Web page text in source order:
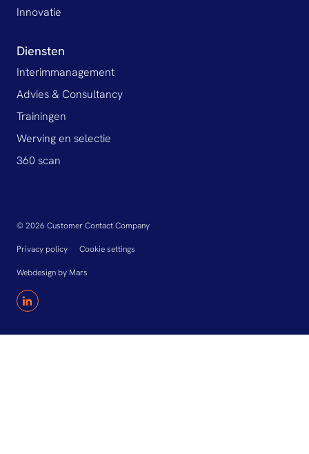
Innovatie
Diensten
Interimmanagement
Advies & Consultancy
Trainingen
Werving en selectie
360 scan
© 2026 Customer Contact Company
Privacy policy Cookie settings
Webdesign by Mars